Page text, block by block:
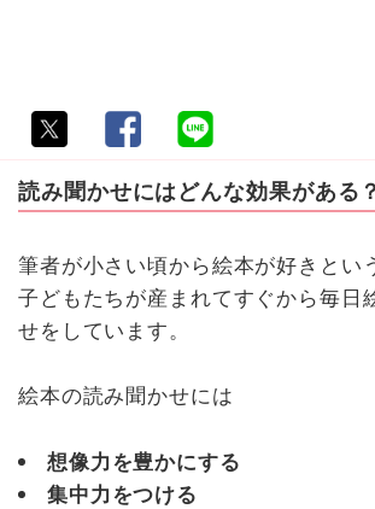
読み聞かせにはどんな効果がある？
筆者が小さい頃から絵本が好きとい
子どもたちが産まれてすぐから毎日
せをしています。
絵本の読み聞かせには
想像力を豊かにする
集中力をつける